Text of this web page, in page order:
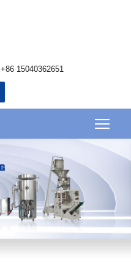
+86 15040362651